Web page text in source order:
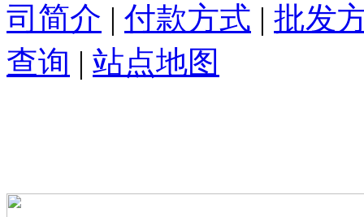
司简介 | 付款方式 | 批发
查询 | 站点地图